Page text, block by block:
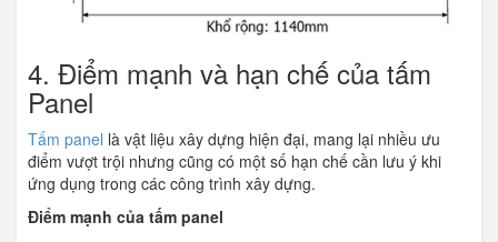
4. Điểm mạnh và hạn chế của tấm
Panel
Tấm panel là vật liệu xây dựng hiện đại, mang lại nhiều ưu
điểm vượt trội nhưng cũng có một số hạn chế cần lưu ý khi
ứng dụng trong các công trình xây dựng.
Điểm mạnh của tấm panel